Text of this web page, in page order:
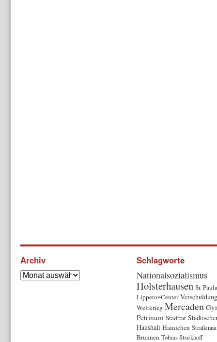
Archiv
Schlagworte
Nationalsozialismus
Holsterhausen Sr. Paula
Lippetor-Center Verschuldung
Weltkrieg Mercaden
Petrinum Stadtrat
Haushalt Hainichen
Brunnen Tobias Stockhoff